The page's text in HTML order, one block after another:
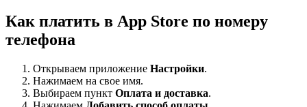
Как платить в App Store по номеру
телефона
Открываем приложение Настройки.
Нажимаем на свое имя.
Выбираем пункт Оплата и доставка.